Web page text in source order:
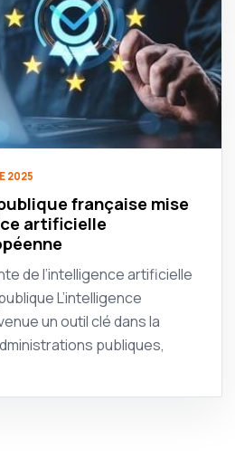
2025
française mise
artificielle
de l’intelligence artificielle
L’intelligence
un outil clé dans la
publiques,